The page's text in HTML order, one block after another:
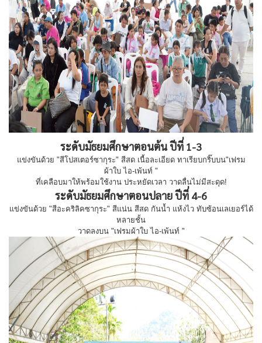
ระดับมัธยมศึกษาตอนต้น ปีที่ 1-3
แข่งขันด้วย "สีโปสเตอร์ซากุระ" สีสด เนื้อละเอียด ทาเรียบกริ๊บบน"เฟรม
ผ้าใบ ไอ-เพ้นท์ "
ที่เคลือบมาให้พร้อมใช้งาน ประหยัดเวลา วาดลื่นไม่มีสะดุด!
ระดับมัธยมศึกษาตอนปลาย ปีที่ 4-6
แข่งขันด้วย "สีอะคริลิคซากุระ" สีแน่น สีสด กันน้ำ แห้งไว ทับซ้อนเลเยอร์ได้
หลายชั้น
วาดลงบน "เฟรมผ้าใบ ไอ-เพ้นท์ "